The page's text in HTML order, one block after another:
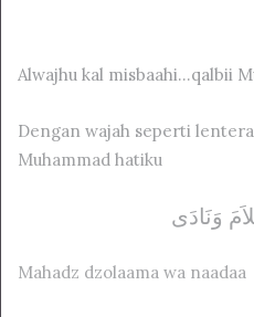
Alwajhu kal misbaahi…qalbii
Dengan wajah seperti
Muhammad hatiku
وَنَادَى
Mahadz dzolaama wa naadaa